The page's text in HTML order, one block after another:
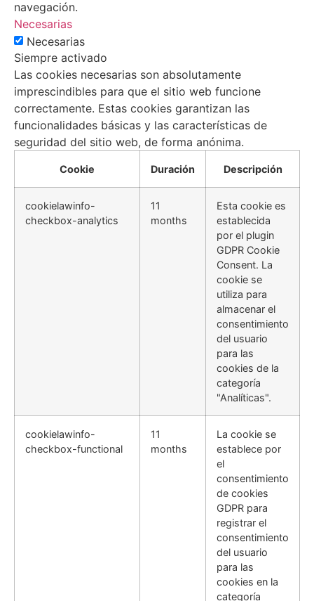
navegación.
Necesarias
Necesarias
Siempre activado
Las cookies necesarias son absolutamente
imprescindibles para que el sitio web funcione
correctamente. Estas cookies garantizan las
funcionalidades básicas y las características de
seguridad del sitio web, de forma anónima.
Cookie Duración Descripción
cookielawinfo-
checkbox-analytics
11
months
Esta cookie es
establecida
por el plugin
GDPR Cookie
Consent. La
cookie se
utiliza para
almacenar el
consentimiento
del usuario
para las
cookies de la
categoría
"Analíticas".
cookielawinfo-
checkbox-functional
11
months
La cookie se
establece por
el
consentimiento
de cookies
GDPR para
registrar el
consentimiento
del usuario
para las
cookies en la
categoría